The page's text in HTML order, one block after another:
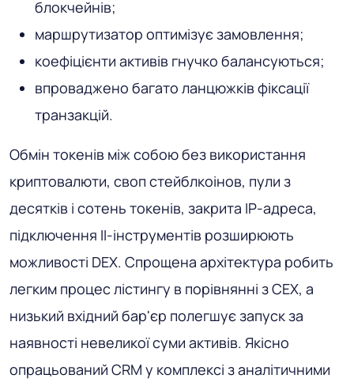
блокчейнів;
маршрутизатор оптимізує замовлення;
коефіцієнти активів гнучко балансуються;
впроваджено багато ланцюжків фіксації
транзакцій.
Обмін токенів між собою без використання
криптовалюти, своп стейблкоінов, пули з
десятків і сотень токенів, закрита IP-адреса,
підключення ІІ-інструментів розширюють
можливості DEX. Спрощена архітектура робить
легким процес лістингу в порівнянні з CEX, а
низький вхідний бар'єр полегшує запуск за
наявності невеликої суми активів. Якісно
опрацьований CRM у комплексі з аналітичними